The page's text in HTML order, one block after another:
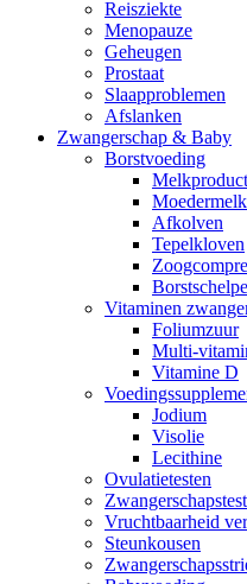
Reisziekte
Menopauze
Geheugen
Prostaat
Slaapproblemen
Afslanken
Zwangerschap & Baby
Borstvoeding
Afkolven
Tepelkloven
Vitaminen
Foliumzuur
Multi-
Vitamine D
Jodium
Visolie
Lecithine
Ovulatietesten
Vruchtbaarheid
Steunkousen